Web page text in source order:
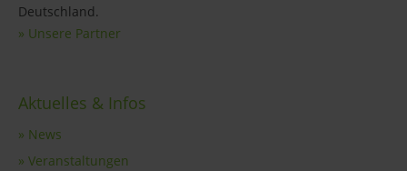
Deutschland.
» Unsere Partner
Aktuelles & Infos
» News
» Veranstaltungen